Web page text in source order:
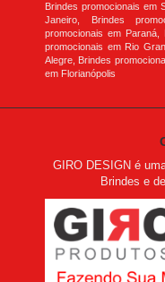
Brindes promocionais em
Janeiro, Brindes
promocionais em Paraná,
promocionais em Rio
Alegre, Brindes
em Florianópolis
GIRO DESIGN é
Brindes e